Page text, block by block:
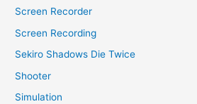
Screen Recorder
Screen Recording
Sekiro Shadows Die Twice
Shooter
Simulation